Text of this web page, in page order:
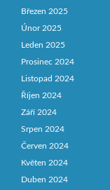
Březen 2025
Únor 2025
Leden 2025
Prosinec 2024
Listopad 2024
Říjen 2024
Září 2024
Srpen 2024
Červen 2024
Květen 2024
Duben 2024